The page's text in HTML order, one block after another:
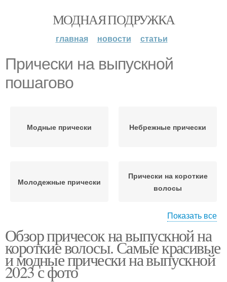
МОДНАЯ ПОДРУЖКА
главная новости статьи
Прически на выпускной
пошагово
Модные прически Небрежные прически
Молодежные прически
Прически на короткие
волосы
Простые прически Красивые прически
Показать все
Обзор причесок на выпускной на
короткие волосы. Самые красивые
и модные прически на выпускной
2023 с фото